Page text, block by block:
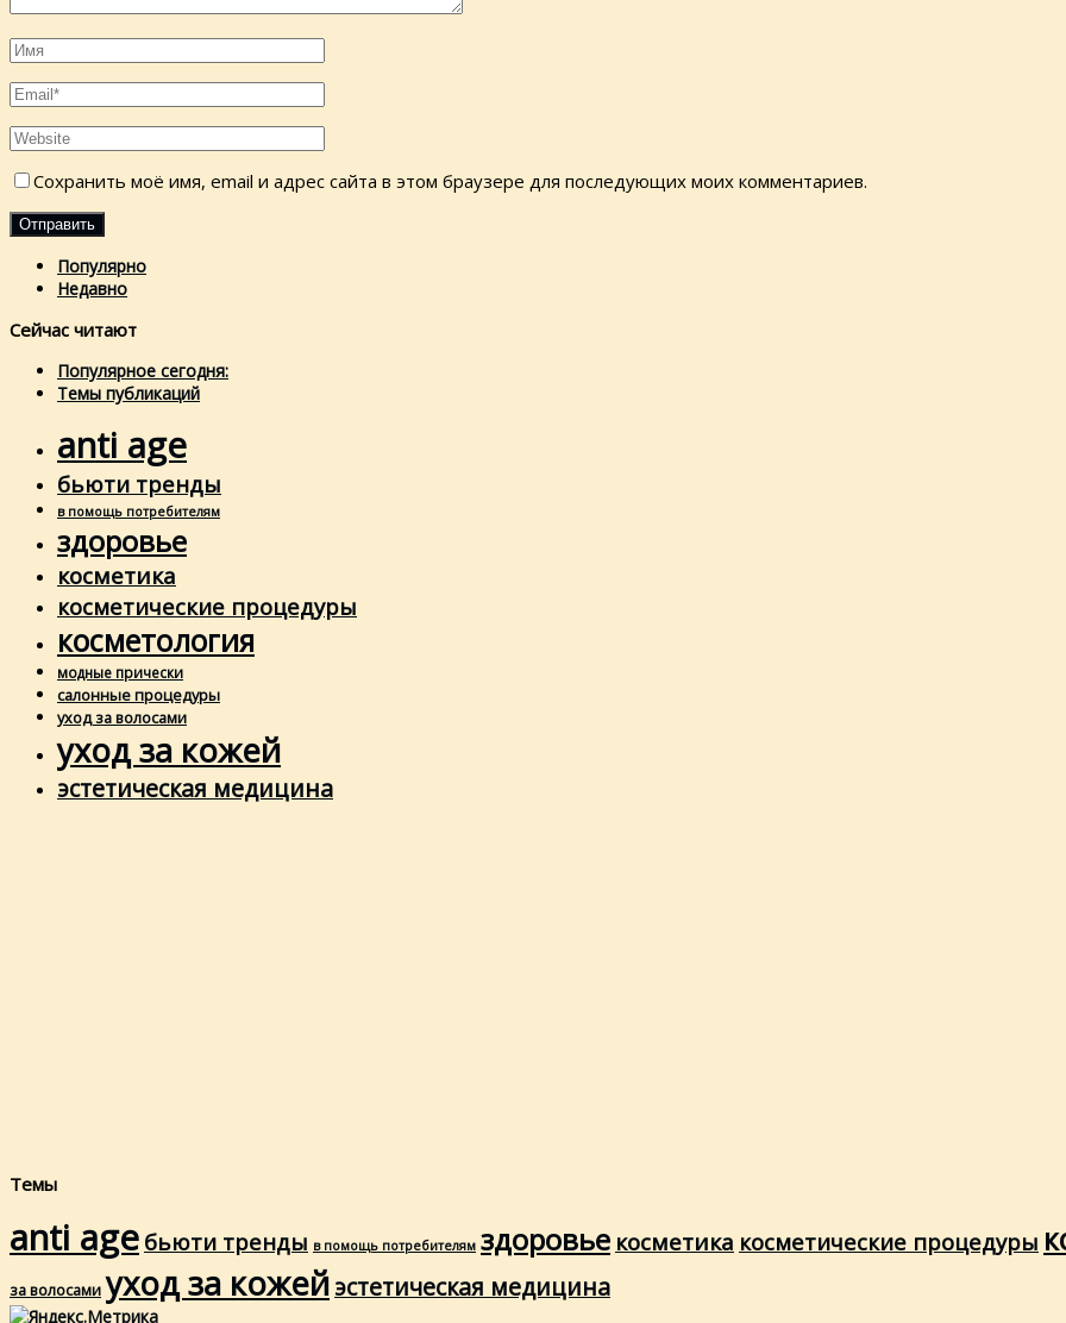
Сохранить моё имя, email и адрес сайта в этом браузере для последующих моих комментариев.
Популярно
Недавно
Сейчас читают
Популярное сегодня:
Темы публикаций
anti age
бьюти тренды
в помощь потребителям
здоровье
косметика
косметические процедуры
косметология
модные прически
салонные процедуры
уход за волосами
уход за кожей
эстетическая медицина
Темы
anti age бьюти тренды в помощь потребителям здоровье косметика косметические процедуры
за волосами уход за кожейэстетическая медицина